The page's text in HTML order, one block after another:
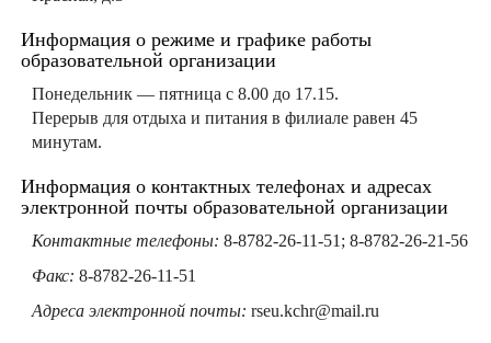
Информация о режиме и графике работы
образовательной организации
Понедельник — пятница с 8.00 до 17.15.
Перерыв для отдыха и питания в филиале равен 45
минутам.
Информация о контактных телефонах и адресах
электронной почты образовательной организации
Контактные телефоны: 8-8782-26-11-51; 8-8782-26-21-56
Факс: 8-8782-26-11-51
Адреса электронной почты: rseu.kchr@mail.ru